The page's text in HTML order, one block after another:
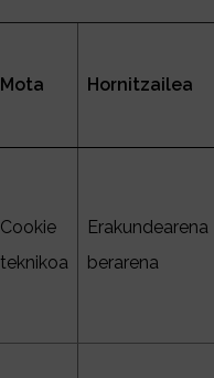
Mota Hornitzailea
Cookie
teknikoa
Erakundearena
berarena